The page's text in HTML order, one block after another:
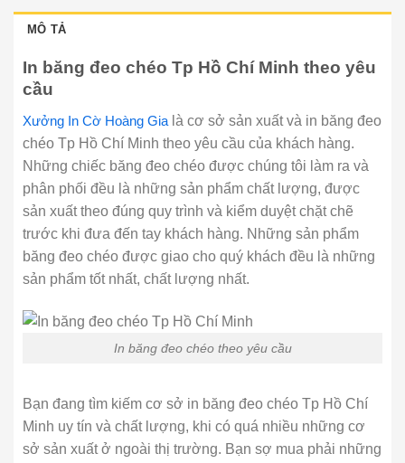
MÔ TẢ
In băng đeo chéo Tp Hồ Chí Minh theo yêu
cầu
Xưởng In Cờ Hoàng Gia là cơ sở sản xuất và in băng đeo
chéo Tp Hồ Chí Minh theo yêu cầu của khách hàng.
Những chiếc băng đeo chéo được chúng tôi làm ra và
phân phối đều là những sản phẩm chất lượng, được
sản xuất theo đúng quy trình và kiểm duyệt chặt chẽ
trước khi đưa đến tay khách hàng. Những sản phẩm
băng đeo chéo được giao cho quý khách đều là những
sản phẩm tốt nhất, chất lượng nhất.
In băng đeo chéo theo yêu cầu
Bạn đang tìm kiếm cơ sở in băng đeo chéo Tp Hồ Chí
Minh uy tín và chất lượng, khi có quá nhiều những cơ
sở sản xuất ở ngoài thị trường. Bạn sợ mua phải những